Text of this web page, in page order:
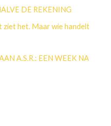
DE REKENING
ziet het. Maar wie handelt
A.S.R.: EEN WEEK NA